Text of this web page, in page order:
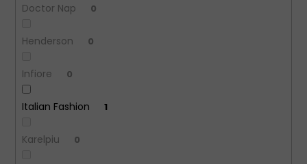
Doctor Nap 0
Henderson 0
Infiore 0
Italian Fashion 1
Karelpiu 0